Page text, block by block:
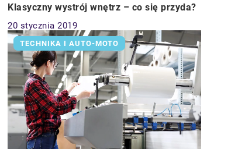
Klasyczny wystrój wnętrz – co się przyda?
20 stycznia 2019
TECHNIKA I AUTO-MOTO